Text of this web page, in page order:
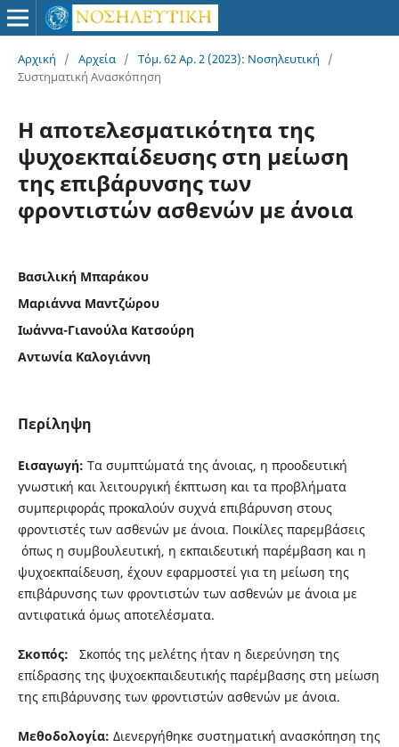
Αρχική / Αρχεία / Τόμ. 62 Αρ. 2 (2023): Νοσηλευτική
/
Συστηματική Ανασκόπηση
Η αποτελεσματικότητα της
ψυχοεκπαίδευσης στη μείωση
της επιβάρυνσης των
φροντιστών ασθενών με άνοια
Βασιλική Μπαράκου
Μαριάννα Μαντζώρου
Ιωάννα-Γιανούλα Κατσούρη
Αντωνία Καλογιάννη
Περίληψη
Εισαγωγή: Τα συμπτώματά της άνοιας, η προοδευτική
γνωστική και λειτουργική έκπτωση και τα προβλήματα
συμπεριφοράς προκαλούν συχνά επιβάρυνση στους
φροντιστές των ασθενών με άνοια. Ποικίλες παρεμβάσεις
όπως η συμβουλευτική, η εκπαιδευτική παρέμβαση και η
ψυχοεκπαίδευση, έχουν εφαρμοστεί για τη μείωση της
επιβάρυνσης των φροντιστών των ασθενών με άνοια με
αντιφατικά όμως αποτελέσματα.
Σκοπός: Σκοπός της μελέτης ήταν η διερεύνηση της
επίδρασης της ψυχοεκπαιδευτικής παρέμβασης στη μείωση
της επιβάρυνσης των φροντιστών ασθενών με άνοια.
Μεθοδολογία: Διενεργήθηκε συστηματική ανασκόπηση της